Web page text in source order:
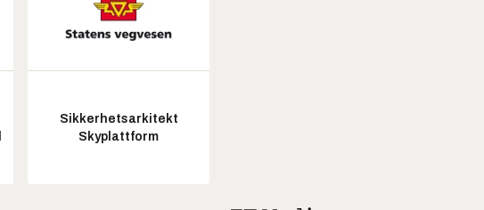
Sikkerhetsarkitekt
Skyplattform